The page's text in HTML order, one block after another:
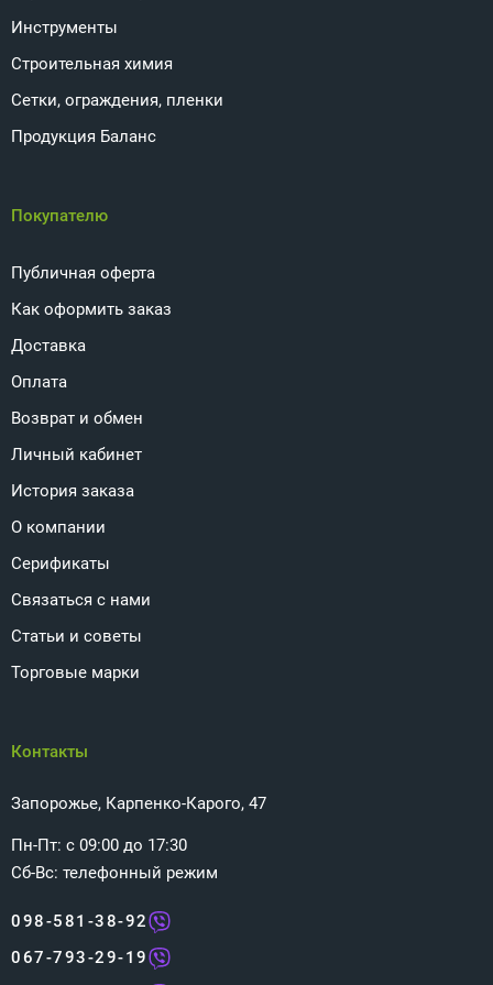
Инструменты
Строительная химия
Сетки, ограждения, пленки
Продукция Баланс
Покупателю
Публичная оферта
Как оформить заказ
Доставка
Оплата
Возврат и обмен
Личный кабинет
История заказа
О компании
Серификаты
Связаться с нами
Статьи и советы
Торговые марки
Контакты
Запорожье, Карпенко-Карого, 47
Пн-Пт: с 09:00 до 17:30
Сб-Вс: телефонный режим
098-581-38-92
067-793-29-19